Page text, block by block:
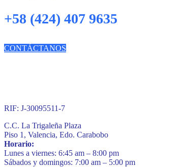
+58 (424) 407 9635
CONTÁCTANOS
RIF: J-30095511-7
C.C. La Trigaleña Plaza
Piso 1, Valencia, Edo. Carabobo
Horario:
Lunes a viernes: 6:45 am – 8:00 pm
Sábados y domingos: 7:00 am – 5:00 pm